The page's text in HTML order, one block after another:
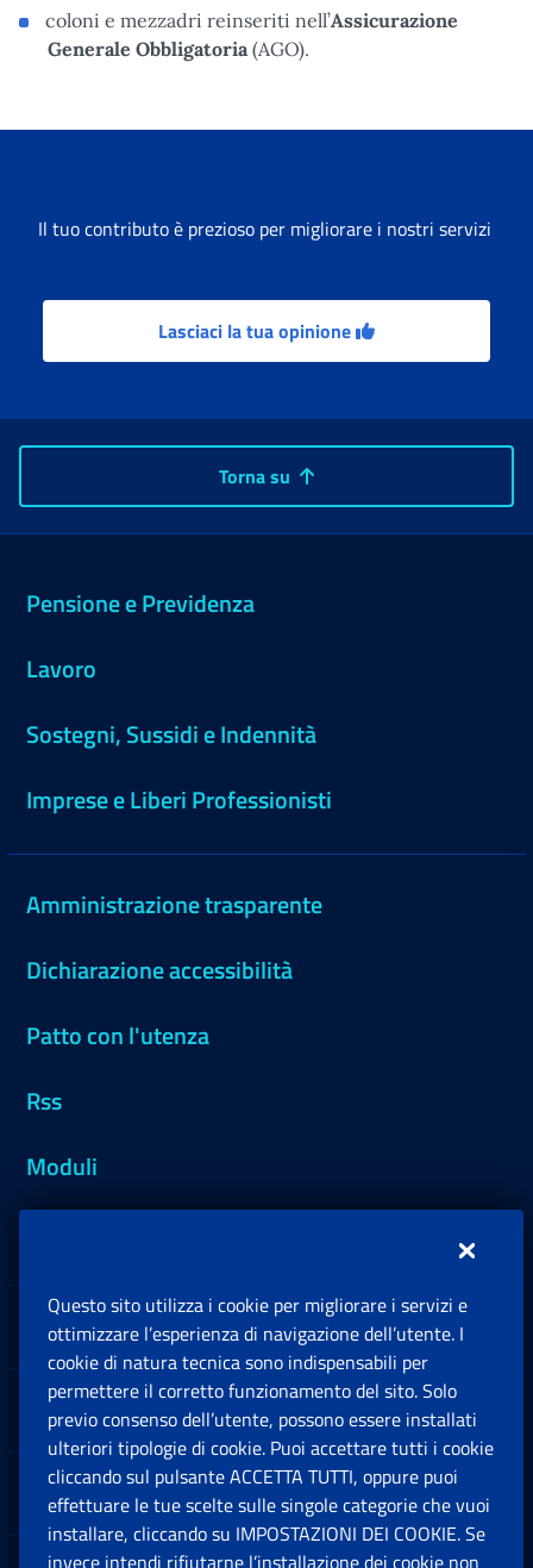
coloni e mezzadri reinseriti nell’Assicurazione
Generale Obbligatoria (AGO).
Il tuo contributo è prezioso per migliorare i nostri servizi
Lasciaci la tua opinione
Torna su
Pensione e Previdenza
Lavoro
Sostegni, Sussidi e Indennità
Imprese e Liberi Professionisti
Amministrazione trasparente
Dichiarazione accessibilità
Patto con l'utenza
Rss
Moduli
Sedi e Contatti
Software
Note Legali
Questo sito utilizza i cookie per migliorare i servizi e
ottimizzare l’esperienza di navigazione dell’utente. I
cookie di natura tecnica sono indispensabili per
permettere il corretto funzionamento del sito. Solo
previo consenso dell’utente, possono essere installati
ulteriori tipologie di cookie. Puoi accettare tutti i cookie
cliccando sul pulsante ACCETTA TUTTI, oppure puoi
effettuare le tue scelte sulle singole categorie che vuoi
installare, cliccando su IMPOSTAZIONI DEI COOKIE. Se
invece intendi rifiutarne l’installazione dei cookie non